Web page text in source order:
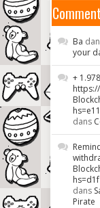
Ba
your
+
dans
dans
Pirate